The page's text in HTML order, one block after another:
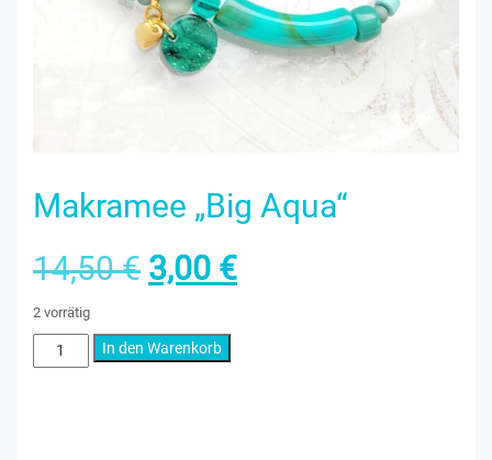
Makramee „Big Aqua“
14,50€ Ursprünglicher
war:
3,00 €Aktueller
2 vorrätig
Makramee
„Big
In den Warenkorb